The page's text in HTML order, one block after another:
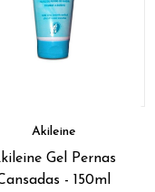
Akileine
Gel Pernas
- 150ml